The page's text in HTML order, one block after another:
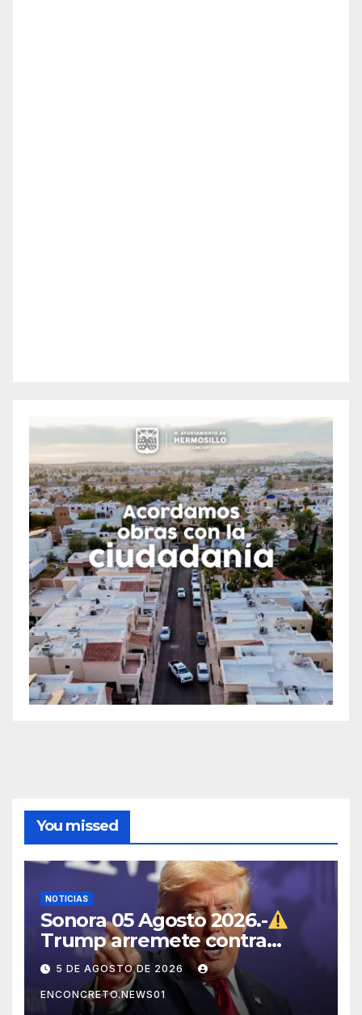
You missed
NOTICIAS
Sonora 05 Agosto 2026.-
Trump arremete contra
México, Canadá y otras
potencias por supuestos
abusos comerciales
5 DE AGOSTO DE 2026
ENCONCRETO.NEWS01